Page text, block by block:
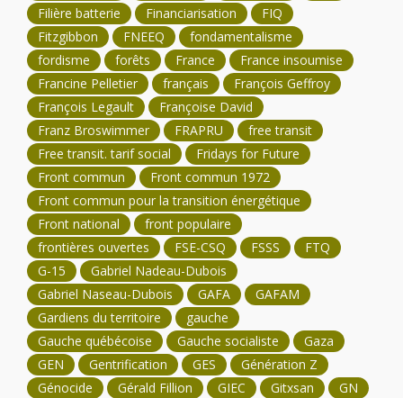
Filière batterie
Financiarisation
FIQ
Fitzgibbon
FNEEQ
fondamentalisme
fordisme
forêts France
France insoumise
Francine Pelletier
français
François Geffroy
François Legault
Françoise David
Franz Broswimmer
FRAPRU
free transit
Free transit. tarif social
Fridays for Future
Front commun
Front commun 1972
Front commun pour la transition énergétique
Front national
front populaire
frontières ouvertes
FSE-CSQ FSSS
FTQ
G-15
Gabriel Nadeau-Dubois
Gabriel Naseau-Dubois
GAFA
GAFAM
Gardiens du territoire
gauche
Gauche québécoise
Gauche socialiste
Gaza
GEN
Gentrification GES
Génération Z
Génocide
Gérald Fillion GIEC Gitxsan
GN